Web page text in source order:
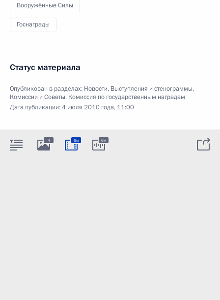
Вооружённые Силы
Госнаграды
Статус материала
Опубликован в разделах: Новости, Выступления и стенограммы,
Комиссии и Советы, Комиссия по государственным наградам
Дата публикации:4 июля 2010 года, 11:00
4 6м 6м